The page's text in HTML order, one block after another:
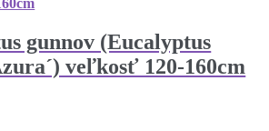
gunnov (Eucalyptus
veľkosť 120-160cm